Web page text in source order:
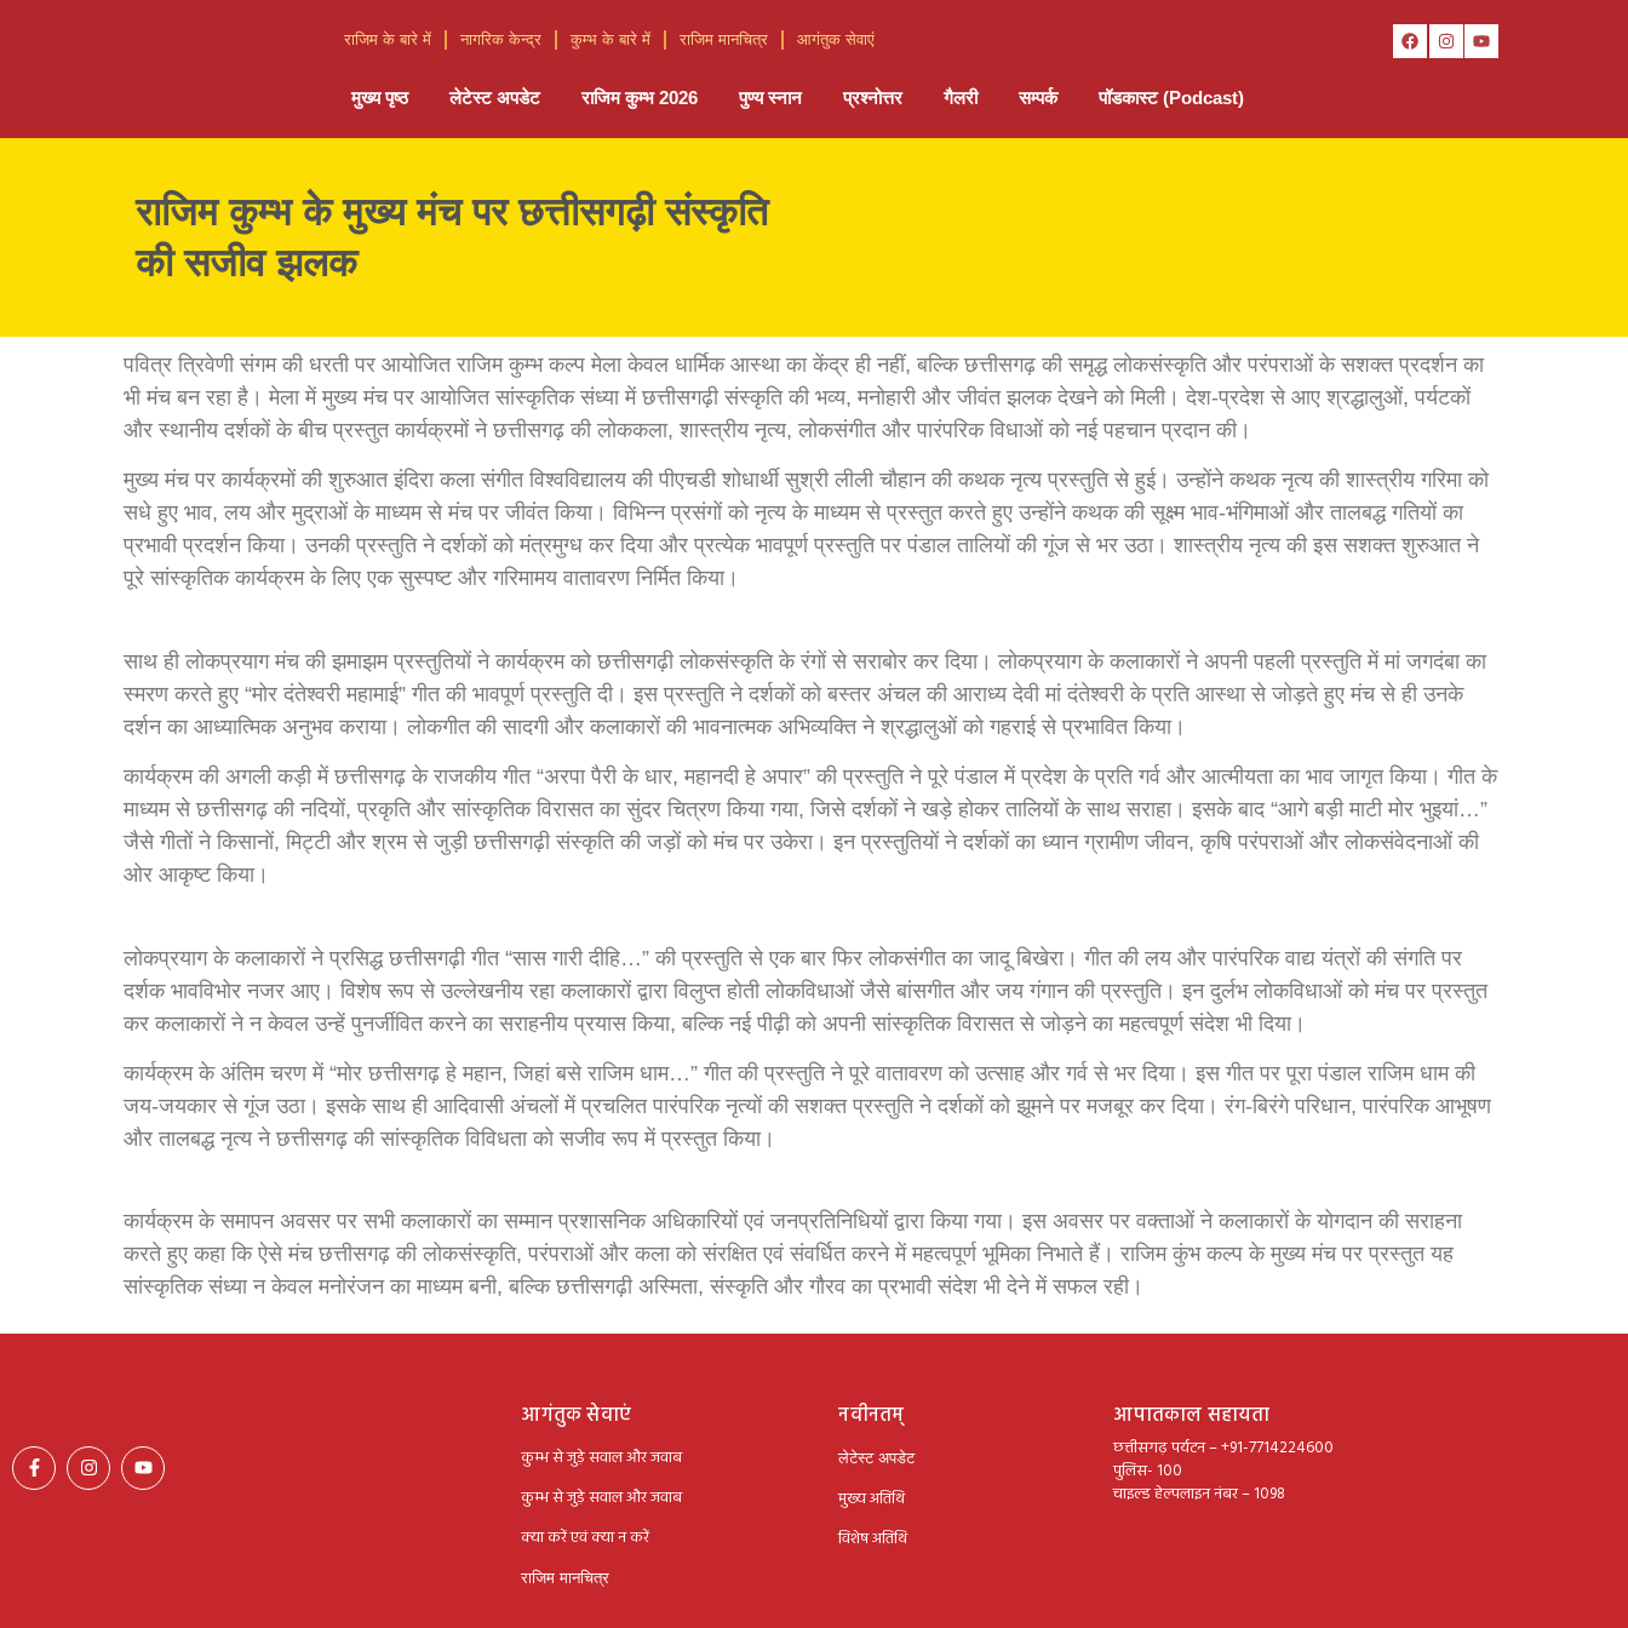
राजिम के बारे में नागरिक केन्द्र कुम्भ के बारे में राजिम मानचित्र आगंतुक सेवाएं
मुख्य पृष्ठ लेटेस्ट अपडेट राजिम कुम्भ 2026 पुण्य स्नान प्रश्नोत्तर गैलरी सम्पर्क पॉडकास्ट (Podcast)
राजिम कुम्भ के मुख्य मंच पर छत्तीसगढ़ी संस्कृति
की सजीव झलक
पवित्र त्रिवेणी संगम की धरती पर आयोजित राजिम कुम्भ कल्प मेला केवल धार्मिक आस्था का केंद्र ही नहीं, बल्कि छत्तीसगढ़ की समृद्ध लोकसंस्कृति और परंपराओं के सशक्त प्रदर्शन का
भी मंच बन रहा है। मेला में मुख्य मंच पर आयोजित सांस्कृतिक संध्या में छत्तीसगढ़ी संस्कृति की भव्य, मनोहारी और जीवंत झलक देखने को मिली। देश-प्रदेश से आए श्रद्धालुओं, पर्यटकों
और स्थानीय दर्शकों के बीच प्रस्तुत कार्यक्रमों ने छत्तीसगढ़ की लोककला, शास्त्रीय नृत्य, लोकसंगीत और पारंपरिक विधाओं को नई पहचान प्रदान की।
मुख्य मंच पर कार्यक्रमों की शुरुआत इंदिरा कला संगीत विश्वविद्यालय की पीएचडी शोधार्थी सुश्री लीली चौहान की कथक नृत्य प्रस्तुति से हुई। उन्होंने कथक नृत्य की शास्त्रीय गरिमा को
सधे हुए भाव, लय और मुद्राओं के माध्यम से मंच पर जीवंत किया। विभिन्न प्रसंगों को नृत्य के माध्यम से प्रस्तुत करते हुए उन्होंने कथक की सूक्ष्म भाव-भंगिमाओं और तालबद्ध गतियों का
प्रभावी प्रदर्शन किया। उनकी प्रस्तुति ने दर्शकों को मंत्रमुग्ध कर दिया और प्रत्येक भावपूर्ण प्रस्तुति पर पंडाल तालियों की गूंज से भर उठा। शास्त्रीय नृत्य की इस सशक्त शुरुआत ने
पूरे सांस्कृतिक कार्यक्रम के लिए एक सुस्पष्ट और गरिमामय वातावरण निर्मित किया।
साथ ही लोकप्रयाग मंच की झमाझम प्रस्तुतियों ने कार्यक्रम को छत्तीसगढ़ी लोकसंस्कृति के रंगों से सराबोर कर दिया। लोकप्रयाग के कलाकारों ने अपनी पहली प्रस्तुति में मां जगदंबा का
स्मरण करते हुए “मोर दंतेश्वरी महामाई” गीत की भावपूर्ण प्रस्तुति दी। इस प्रस्तुति ने दर्शकों को बस्तर अंचल की आराध्य देवी मां दंतेश्वरी के प्रति आस्था से जोड़ते हुए मंच से ही उनके
दर्शन का आध्यात्मिक अनुभव कराया। लोकगीत की सादगी और कलाकारों की भावनात्मक अभिव्यक्ति ने श्रद्धालुओं को गहराई से प्रभावित किया।
कार्यक्रम की अगली कड़ी में छत्तीसगढ़ के राजकीय गीत “अरपा पैरी के धार, महानदी हे अपार” की प्रस्तुति ने पूरे पंडाल में प्रदेश के प्रति गर्व और आत्मीयता का भाव जागृत किया। गीत के
माध्यम से छत्तीसगढ़ की नदियों, प्रकृति और सांस्कृतिक विरासत का सुंदर चित्रण किया गया, जिसे दर्शकों ने खड़े होकर तालियों के साथ सराहा। इसके बाद “आगे बड़ी माटी मोर भुइयां…”
जैसे गीतों ने किसानों, मिट्टी और श्रम से जुड़ी छत्तीसगढ़ी संस्कृति की जड़ों को मंच पर उकेरा। इन प्रस्तुतियों ने दर्शकों का ध्यान ग्रामीण जीवन, कृषि परंपराओं और लोकसंवेदनाओं की
ओर आकृष्ट किया।
लोकप्रयाग के कलाकारों ने प्रसिद्ध छत्तीसगढ़ी गीत “सास गारी दीहि…” की प्रस्तुति से एक बार फिर लोकसंगीत का जादू बिखेरा। गीत की लय और पारंपरिक वाद्य यंत्रों की संगति पर
दर्शक भावविभोर नजर आए। विशेष रूप से उल्लेखनीय रहा कलाकारों द्वारा विलुप्त होती लोकविधाओं जैसे बांसगीत और जय गंगान की प्रस्तुति। इन दुर्लभ लोकविधाओं को मंच पर प्रस्तुत
कर कलाकारों ने न केवल उन्हें पुनर्जीवित करने का सराहनीय प्रयास किया, बल्कि नई पीढ़ी को अपनी सांस्कृतिक विरासत से जोड़ने का महत्वपूर्ण संदेश भी दिया।
कार्यक्रम के अंतिम चरण में “मोर छत्तीसगढ़ हे महान, जिहां बसे राजिम धाम…” गीत की प्रस्तुति ने पूरे वातावरण को उत्साह और गर्व से भर दिया। इस गीत पर पूरा पंडाल राजिम धाम की
जय-जयकार से गूंज उठा। इसके साथ ही आदिवासी अंचलों में प्रचलित पारंपरिक नृत्यों की सशक्त प्रस्तुति ने दर्शकों को झूमने पर मजबूर कर दिया। रंग-बिरंगे परिधान, पारंपरिक आभूषण
और तालबद्ध नृत्य ने छत्तीसगढ़ की सांस्कृतिक विविधता को सजीव रूप में प्रस्तुत किया।
कार्यक्रम के समापन अवसर पर सभी कलाकारों का सम्मान प्रशासनिक अधिकारियों एवं जनप्रतिनिधियों द्वारा किया गया। इस अवसर पर वक्ताओं ने कलाकारों के योगदान की सराहना
करते हुए कहा कि ऐसे मंच छत्तीसगढ़ की लोकसंस्कृति, परंपराओं और कला को संरक्षित एवं संवर्धित करने में महत्वपूर्ण भूमिका निभाते हैं। राजिम कुंभ कल्प के मुख्य मंच पर प्रस्तुत यह
सांस्कृतिक संध्या न केवल मनोरंजन का माध्यम बनी, बल्कि छत्तीसगढ़ी अस्मिता, संस्कृति और गौरव का प्रभावी संदेश भी देने में सफल रही।
आगंतुक सेवाएं
कुम्भ से जुड़े सवाल और जवाब
कुम्भ से जुड़े सवाल और जवाब
क्या करें एवं क्या न करें
राजिम मानचित्र
नवीनतम्
लेटेस्ट अपडेट
मुख्य अतिथि
विशेष अतिथि
आपातकाल सहायता
छत्तीसगढ़ पर्यटन – +91-7714224600
पुलिस- 100
चाइल्ड हेल्पलाइन नंबर – 1098